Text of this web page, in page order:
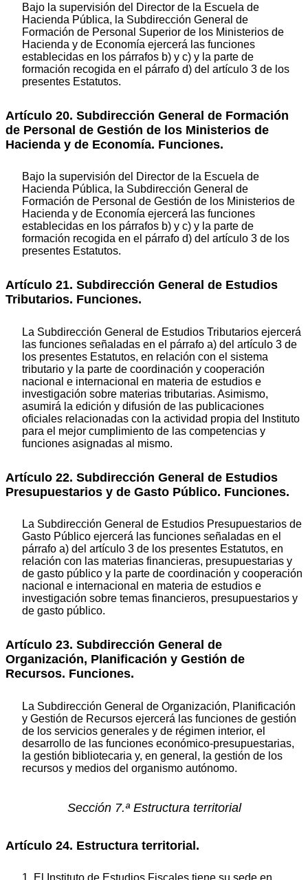
Bajo la supervisión del Director de la Escuela de
Hacienda Pública, la Subdirección General de
Formación de Personal Superior de los Ministerios de
Hacienda y de Economía ejercerá las funciones
establecidas en los párrafos b) y c) y la parte de
formación recogida en el párrafo d) del artículo 3 de los
presentes Estatutos.
Artículo 20. Subdirección General de Formación
de Personal de Gestión de los Ministerios de
Hacienda y de Economía. Funciones.
Bajo la supervisión del Director de la Escuela de
Hacienda Pública, la Subdirección General de
Formación de Personal de Gestión de los Ministerios de
Hacienda y de Economía ejercerá las funciones
establecidas en los párrafos b) y c) y la parte de
formación recogida en el párrafo d) del artículo 3 de los
presentes Estatutos.
Artículo 21. Subdirección General de Estudios
Tributarios. Funciones.
La Subdirección General de Estudios Tributarios ejercerá
las funciones señaladas en el párrafo a) del artículo 3 de
los presentes Estatutos, en relación con el sistema
tributario y la parte de coordinación y cooperación
nacional e internacional en materia de estudios e
investigación sobre materias tributarias. Asimismo,
asumirá la edición y difusión de las publicaciones
oficiales relacionadas con la actividad propia del Instituto
para el mejor cumplimiento de las competencias y
funciones asignadas al mismo.
Artículo 22. Subdirección General de Estudios
Presupuestarios y de Gasto Público. Funciones.
La Subdirección General de Estudios Presupuestarios de
Gasto Público ejercerá las funciones señaladas en el
párrafo a) del artículo 3 de los presentes Estatutos, en
relación con las materias financieras, presupuestarias y
de gasto público y la parte de coordinación y cooperación
nacional e internacional en materia de estudios e
investigación sobre temas financieros, presupuestarios y
de gasto público.
Artículo 23. Subdirección General de
Organización, Planificación y Gestión de
Recursos. Funciones.
La Subdirección General de Organización, Planificación
y Gestión de Recursos ejercerá las funciones de gestión
de los servicios generales y de régimen interior, el
desarrollo de las funciones económico-presupuestarias,
la gestión bibliotecaria y, en general, la gestión de los
recursos y medios del organismo autónomo.
Sección 7.ª Estructura territorial
Artículo 24. Estructura territorial.